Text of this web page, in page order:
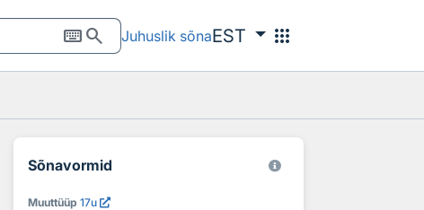
keyboardsearch Juhuslik sõnaEST apps
Sõnavormid
Muuttüüp 17u